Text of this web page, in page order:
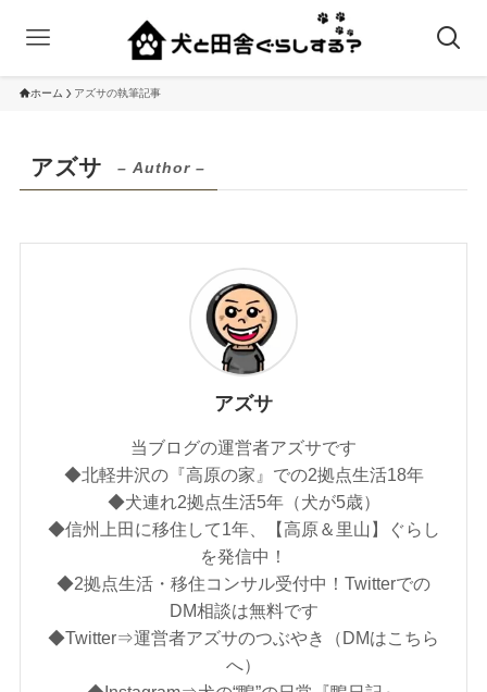
ホーム アズサの執筆記事
アズサ – Author –
アズサ
当ブログの運営者アズサです
◆北軽井沢の『高原の家』での2拠点生活18年
◆犬連れ2拠点生活5年（犬が5歳）
◆信州上田に移住して1年、【高原＆里山】ぐらし
を発信中！
◆2拠点生活・移住コンサル受付中！Twitterでの
DM相談は無料です
◆Twitter⇒運営者アズサのつぶやき（DMはこちら
へ）